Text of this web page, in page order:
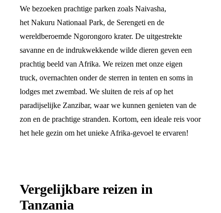
We bezoeken prachtige parken zoals Naivasha,
het Nakuru Nationaal Park, de Serengeti en de
wereldberoemde Ngorongoro krater. De uitgestrekte
savanne en de indrukwekkende wilde dieren geven een
prachtig beeld van Afrika. We reizen met onze eigen
truck, overnachten onder de sterren in tenten en soms in
lodges met zwembad. We sluiten de reis af op het
paradijselijke Zanzibar, waar we kunnen genieten van de
zon en de prachtige stranden. Kortom, een ideale reis voor
het hele gezin om het unieke Afrika-gevoel te ervaren!
Vergelijkbare reizen in
Tanzania